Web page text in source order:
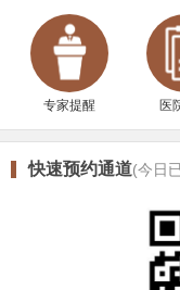
专家提醒 医
快速预约通道(今日